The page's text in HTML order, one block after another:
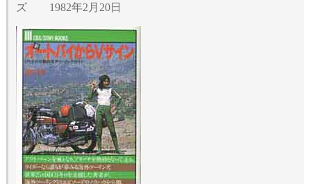
ズ 1982年2月20日